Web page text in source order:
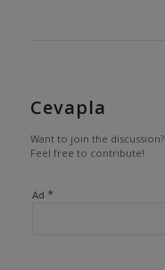
Cevapla
Want to join the discussion?
Feel free to contribute!
Ad *